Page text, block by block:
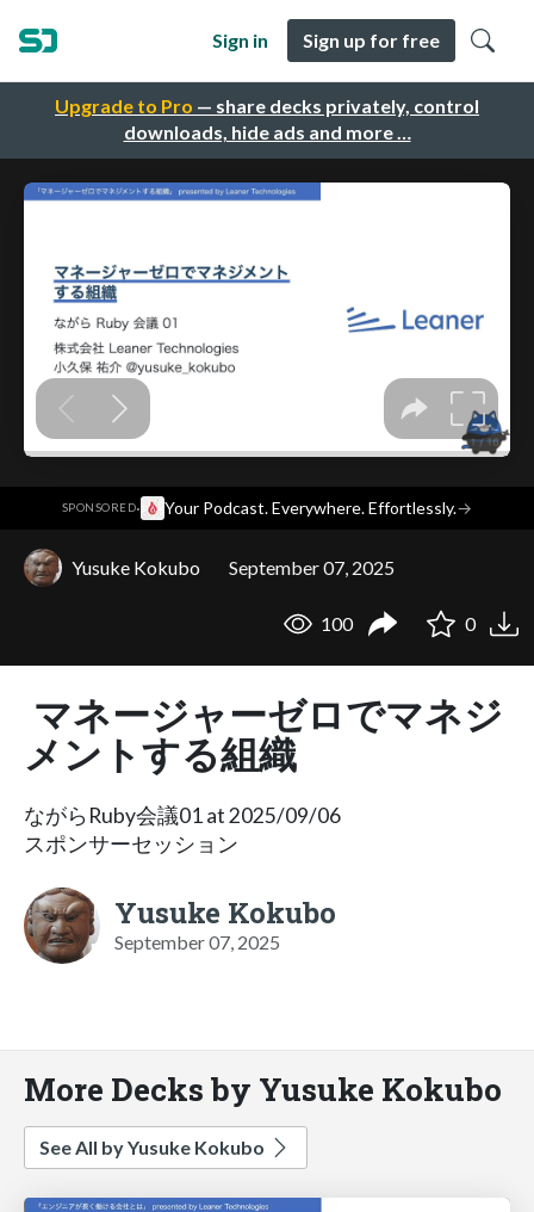
Upgrade to Pro — share decks privately, control
downloads, hide ads and more …
Sign in Sign up for free
SPONSORED· Your Podcast. Everywhere. Effortlessly.→
Yusuke Kokubo September 07, 2025
100 0
マネージャーゼロでマネジ
メントする組織
ながらRuby会議01 at 2025/09/06
スポンサーセッション
Yusuke Kokubo
September 07, 2025
More Decks by Yusuke Kokubo
See All by Yusuke Kokubo